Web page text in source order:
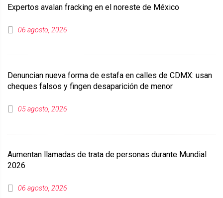
Expertos avalan fracking en el noreste de México
06 agosto, 2026
Denuncian nueva forma de estafa en calles de CDMX: usan
cheques falsos y fingen desaparición de menor
05 agosto, 2026
Aumentan llamadas de trata de personas durante Mundial
2026
06 agosto, 2026